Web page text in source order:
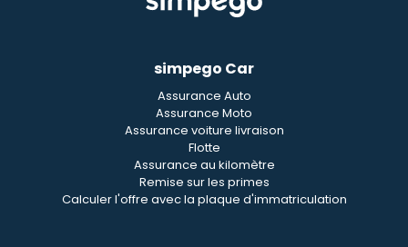
simpego Car
Assurance Auto
Assurance Moto
Assurance voiture livraison
Flotte
Assurance au kilomètre
Remise sur les primes
Calculer l'offre avec la plaque d'immatriculation